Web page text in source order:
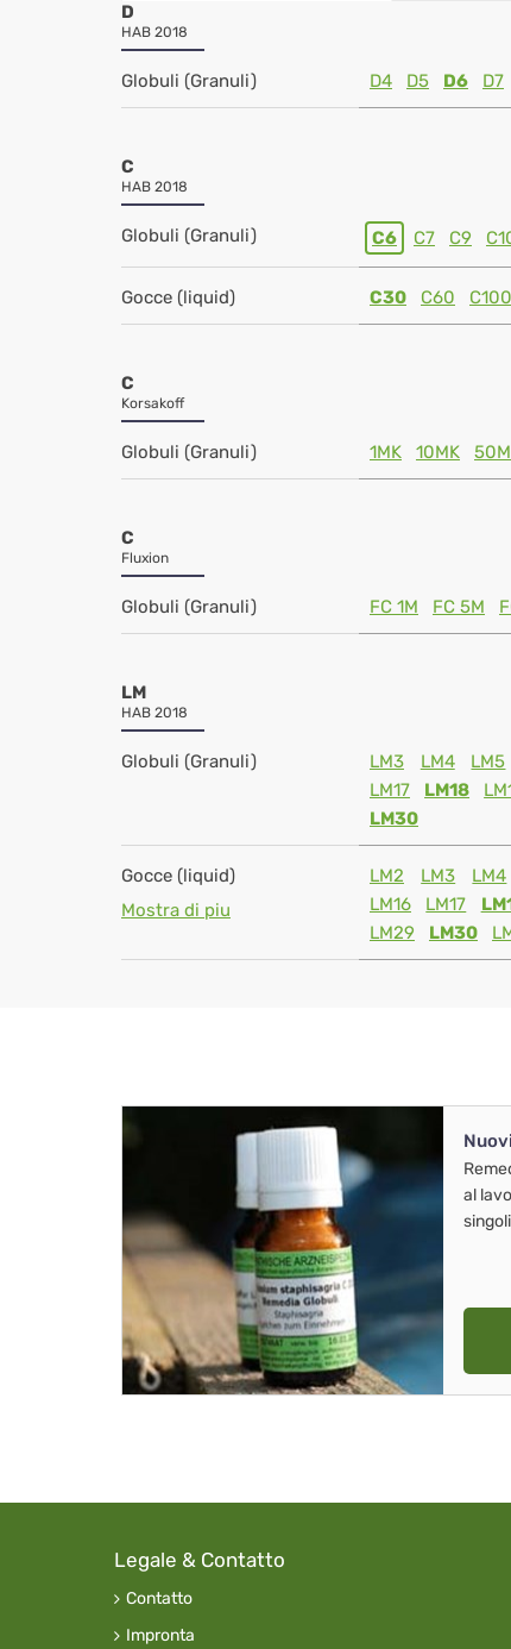
D
HAB 2018
Globuli (Granuli) D4 D5 D6 D7
C
HAB 2018
Globuli (Granuli) C6 C7 C9
Gocce (liquid) C30 C60 C100
C
Korsakoff
Globuli (Granuli) 1MK 10MK
C
Fluxion
Globuli (Granuli) FC 1M FC 5M
LM
HAB 2018
Globuli (Granuli) LM3 LM4 LM5
LM17
LM18
LM30
Gocce (liquid)
Mostra di piu
LM2 LM3 LM4
LM16
LM17
LM29
LM30
al
Legale & Contatto
Contatto
Impronta